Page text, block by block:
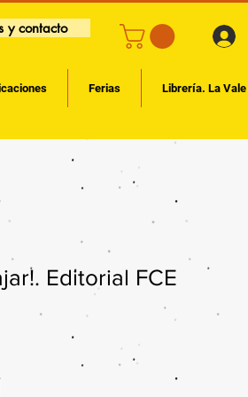
y contacto
Ferias Librería. La Vale
Editorial FCE